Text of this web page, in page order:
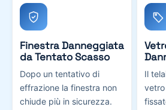
Finestra Danneggiata
da Tentato Scasso
Dopo un tentativo di
effrazione la finestra non
chiude più in sicurezza.
Il